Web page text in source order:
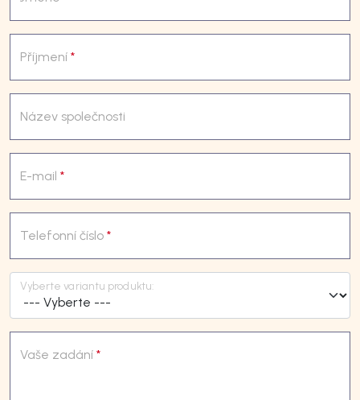
Příjmení *
Název společnosti
E-mail *
Telefonní číslo *
Vyberte variantu produktu:
Vaše zadání *